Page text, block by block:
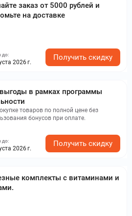
заказ от 5000 рублей и
на доставке
до:
2026 г.
Получить скидку
в рамках программы
товаров по полной цене без
бонусов при оплате.
до:
2026 г.
Получить скидку
комплекты с витаминами и